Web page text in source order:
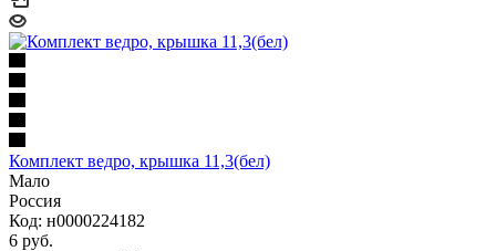
Комплект ведро, крышка 11,3(бел)
Мало
Россия
Код: н0000224182
6 руб.